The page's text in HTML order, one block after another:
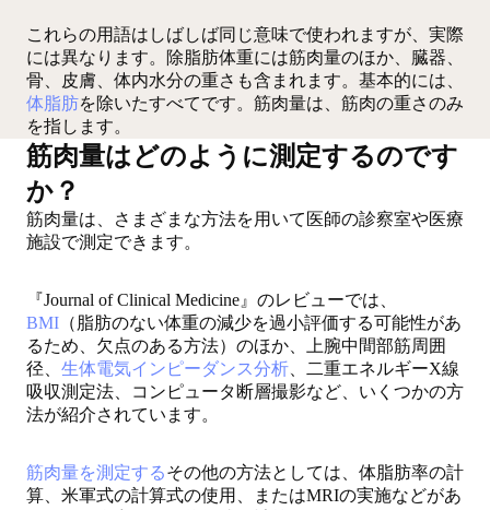
これらの用語はしばしば同じ意味で使われますが、実際
には異なります。除脂肪体重には筋肉量のほか、臓器、
骨、皮膚、体内水分の重さも含まれます。基本的には、
体脂肪を除いたすべてです。筋肉量は、筋肉の重さのみ
を指します。
筋肉量はどのように測定するのです
か？
筋肉量は、さまざまな方法を用いて医師の診察室や医療
施設で測定できます。
『Journal of Clinical Medicine』のレビューでは、
BMI （脂肪のない体重の減少を過小評価する可能性があ
るため、欠点のある方法）のほか、上腕中間部筋周囲
径、 生体電気インピーダンス分析 、二重エネルギーX線
吸収測定法、コンピュータ断層撮影など、いくつかの方
法が紹介されています。
筋肉量を測定するその他の方法としては、体脂肪率の計
算、米軍式の計算式の使用、またはMRIの実施などがあ